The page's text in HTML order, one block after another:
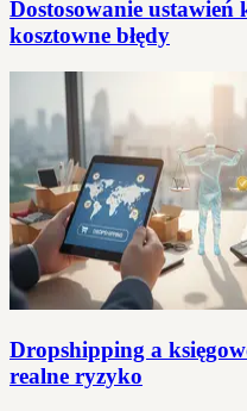
Dostosowanie ustawień
kosztowne błędy
Dropshipping a
realne ryzyko